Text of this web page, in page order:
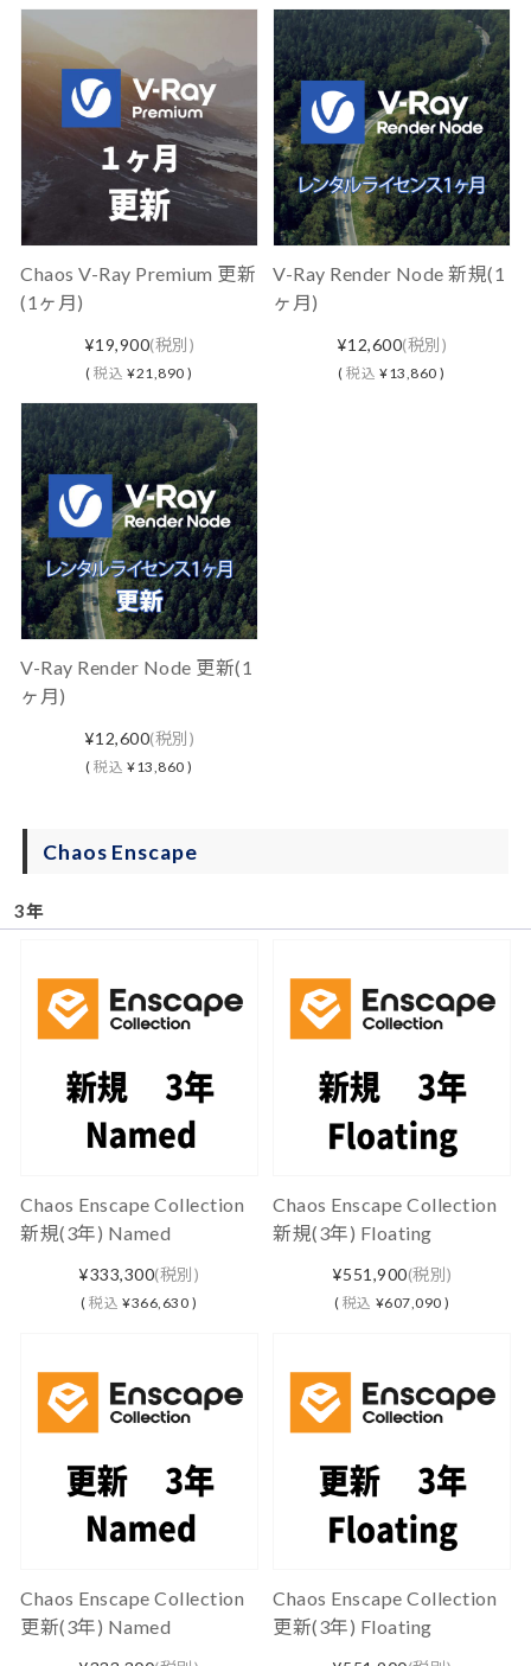
Chaos V-Ray Premium 更新
(1ヶ月)
¥19,900(税別)
(税込 ¥21,890 )
V-Ray Render Node 新規(1
ヶ月)
¥12,600(税別)
(税込 ¥13,860 )
V-Ray Render Node 更新(1
ヶ月)
¥12,600(税別)
(税込 ¥13,860 )
Chaos Enscape
3年
Chaos Enscape Collection
新規(3年) Named
¥333,300(税別)
(税込 ¥366,630 )
Chaos Enscape Collection
新規(3年) Floating
¥551,900(税別)
( 税込 ¥607,090 )
Chaos Enscape Collection
更新(3年) Named
Chaos Enscape Collection
更新(3年) Floating